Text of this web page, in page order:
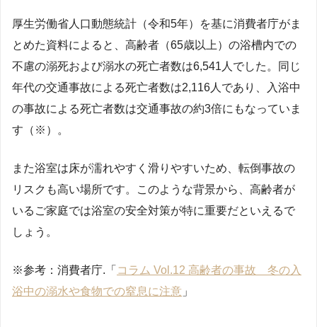
厚生労働省人口動態統計（令和5年）を基に消費者庁がま
とめた資料によると、高齢者（65歳以上）の浴槽内での
不慮の溺死および溺水の死亡者数は6,541人でした。同じ
年代の交通事故による死亡者数は2,116人であり、入浴中
の事故による死亡者数は交通事故の約3倍にもなっていま
す（※）。
また浴室は床が濡れやすく滑りやすいため、転倒事故の
リスクも高い場所です。このような背景から、高齢者が
いるご家庭では浴室の安全対策が特に重要だといえるで
しょう。
※参考：消費者庁.「 コラム Vol.12 高齢者の事故 冬の入
浴中の溺水や食物での窒息に注意 」